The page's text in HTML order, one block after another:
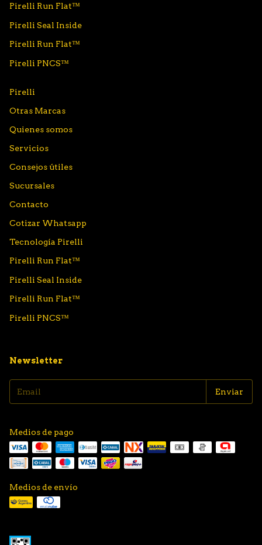
Pirelli Run Flat™
Pirelli Seal Inside
Pirelli Run Flat™
Pirelli PNCS™
Pirelli
Otras Marcas
Quienes somos
Servicios
Consejos útiles
Sucursales
Contacto
Cotizar Whatsapp
Tecnología Pirelli
Pirelli Run Flat™
Pirelli Seal Inside
Pirelli Run Flat™
Pirelli PNCS™
Newsletter
Medios de pago
Medios de envío